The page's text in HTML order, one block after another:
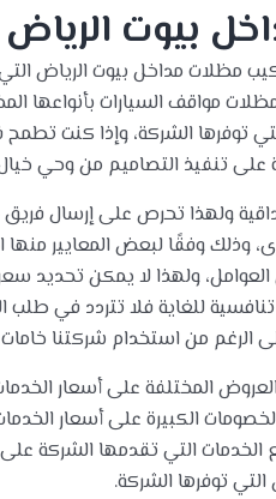
بيوت الرياض
مظلات مداخل بيوت الرياض
مواقف السيارات بأنواعها
التي توفرها الشركة، وإذا كنت
على تنفيذ التصاميم من وحي
ولهذا تحرص على إرسال فريق
وذلك وفقًا لبعض المعايير منها
ولهذا لا يمكن تحديد
للغاية فلا تتردد في
الرغم من استخدام شركتنا خامات
المختلفة على أسعار
الكبيرة على أسعار
التي تقدمها الشركة
توفرها الشركة.